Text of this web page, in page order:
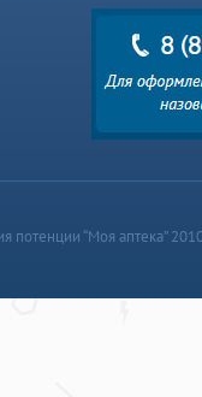
потенции “Моя аптека”